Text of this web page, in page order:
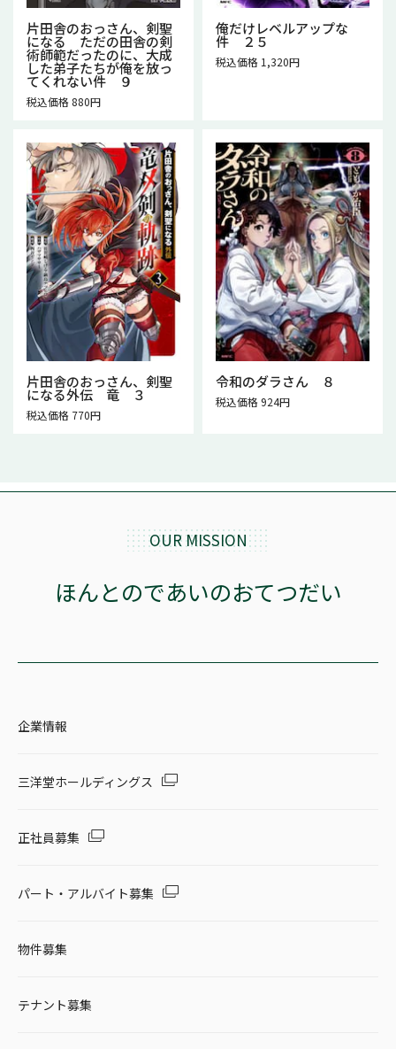
片田舎のおっさん、剣聖
になる ただの田舎の剣
術師範だったのに、大成
した弟子たちが俺を放っ
てくれない件 ９
税込価格 880円
俺だけレベルアップな
件 ２５
税込価格 1,320円
片田舎のおっさん、剣聖
になる外伝 竜 ３
税込価格 770円
令和のダラさん ８
税込価格 924円
OUR MISSION
ほんとのであいのおてつだい
企業情報
三洋堂ホールディングス
正社員募集
パート・アルバイト募集
物件募集
テナント募集